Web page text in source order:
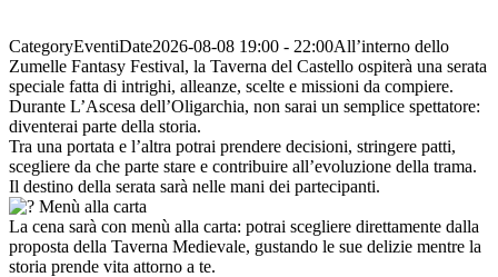
CategoryEventiDate2026-08-08 19:00 - 22:00All’interno dello
Zumelle Fantasy Festival, la Taverna del Castello ospiterà una serata
speciale fatta di intrighi, alleanze, scelte e missioni da compiere.
Durante L’Ascesa dell’Oligarchia, non sarai un semplice spettatore:
diventerai parte della storia.
Tra una portata e l’altra potrai prendere decisioni, stringere patti,
scegliere da che parte stare e contribuire all’evoluzione della trama.
Il destino della serata sarà nelle mani dei partecipanti.
Menù alla carta
La cena sarà con menù alla carta: potrai scegliere direttamente dalla
proposta della Taverna Medievale, gustando le sue delizie mentre la
storia prende vita attorno a te.